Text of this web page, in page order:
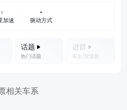
s
加速
-
驱动方式
话题
热门话题
进群
车主/交流群
相关车系